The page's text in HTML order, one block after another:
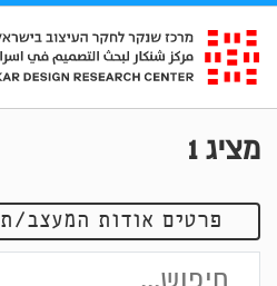
מציג1
פרטים אודות המעצב/ת